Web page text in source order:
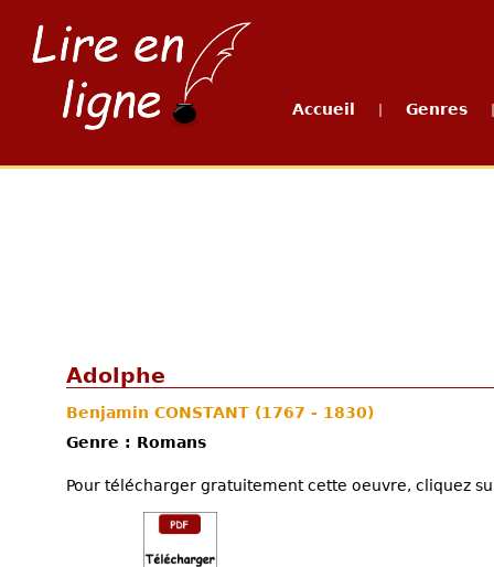
Accueil Genres
Adolphe
Benjamin CONSTANT (1767 - 1830)
Genre : Romans
Pour télécharger gratuitement cette oeuvre, cliquez